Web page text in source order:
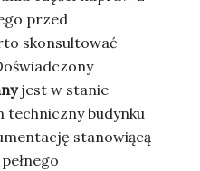
przed
skonsultować
jest w stanie
techniczny budynku
stanowiącą